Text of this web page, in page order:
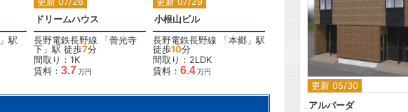
」駅
ドリームハウス
長野電鉄長野線 「善光寺
下 」駅 徒歩7分
間取り：1K
賃料： 3.7万円
小根山ビル
長野電鉄長野線 「本郷 」駅
徒歩10分
間取り：2LDK
賃料： 6.4万円
更新 05/30
アルバーダ